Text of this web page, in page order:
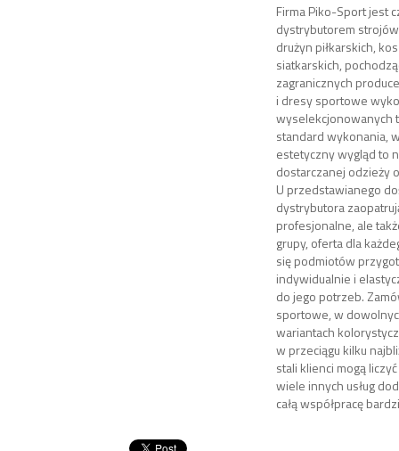
Firma Piko-Sport jest
dystrybutorem
drużyn piłkarskich,
siatkarskich,
zagranicznych
i dresy sportowe
wyselekcjonowanych
standard wykonania,
estetyczny wygląd to
dostarczanej odzieży
U przedstawianego
dystrybutora
profesjonalne, ale
grupy, oferta dla
się podmiotów
indywidualnie i
do jego potrzeb.
sportowe, w
wariantach
w przeciągu kilku
stali klienci mogą
wiele innych usług
całą współpracę